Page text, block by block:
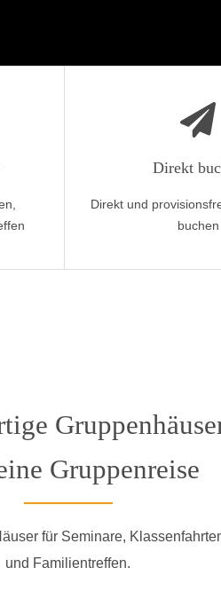
Direkt
Direkt und
buchen
Gruppenreise
für Seminare,
und Familientreffen.